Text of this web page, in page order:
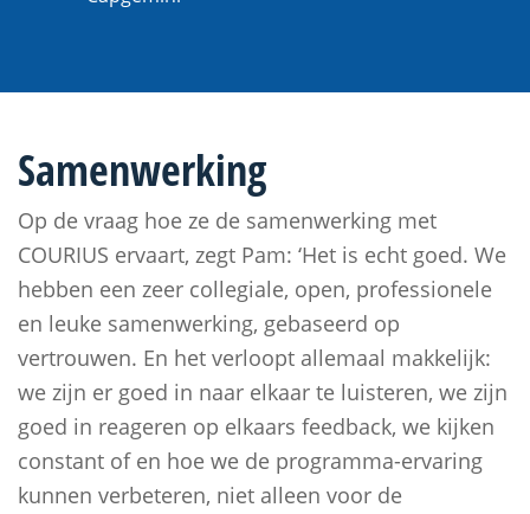
Samenwerking
Op de vraag hoe ze de samenwerking met
COURIUS ervaart, zegt Pam: ‘Het is echt goed. We
hebben een zeer collegiale, open, professionele
en leuke samenwerking, gebaseerd op
vertrouwen. En het verloopt allemaal makkelijk:
we zijn er goed in naar elkaar te luisteren, we zijn
goed in reageren op elkaars feedback, we kijken
constant of en hoe we de programma-ervaring
kunnen verbeteren, niet alleen voor de